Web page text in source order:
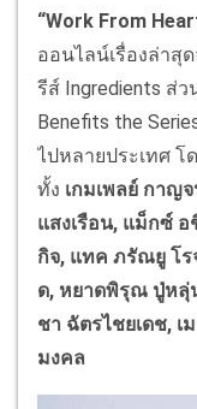
“Work From
ออนไลน์เรื่องล่าสุ
รีส์ Ingredients ส่ว
Benefits the
ไปหลายประเทศ
ทั้ง เกมเพลย์ กาญ
แสงเรือน, แม็กซ์ อ
กิจ, แทค ภรัณยู โ
ด, หยาดพิรุณ ปู่หลุ่
ชา ฉัตรไชยเดช, เ
มงคล